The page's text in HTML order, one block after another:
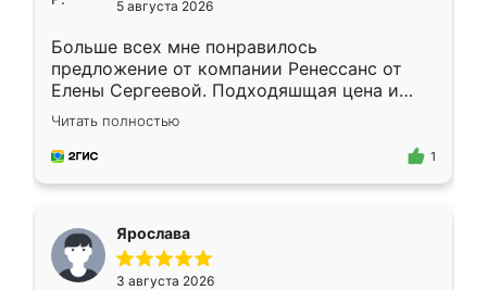
5 августа 2026
Больше всех мне понравилось
предложение от компании Ренессанс от
Елены Сергеевой. Подходяшщая цена и
короткие сроки изготовления. Приехавший
для замера сотрудник Владислав
предложил по моему эскизу самый
Читать полностью
1
Ярослава
3 августа 2026